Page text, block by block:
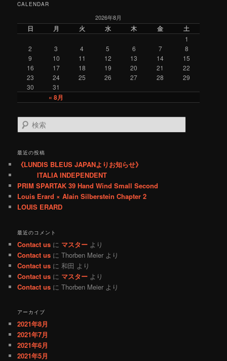
e
CALENDAR
2026年8月
日 月 火 水 木 金 土
« 8月
1
2
3 4 5 6 7
8
9
10 11 12 13 14
15
16
17 18 19 20 21
22
23
24 25 26 27 28
29
30
31
検
索
最近の投稿
《LUNDIS BLEUS JAPANよりお知らせ》
ITALIA INDEPENDENT
PRIM SPARTAK 39 Hand Wind Small Second
Louis Erard × Alain Silberstein Chapter 2
LOUIS ERARD
最近のコメント
Contact us に マスター より
Contact us にThorben Meier より
Contact us に和田 より
Contact us に マスター より
Contact us にThorben Meier より
アーカイブ
2021年8月
2021年7月
2021年6月
2021年5月